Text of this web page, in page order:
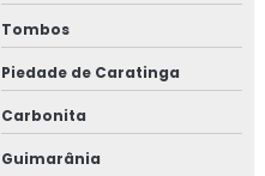
Tombos
Piedade de Caratinga
Carbonita
Guimarânia